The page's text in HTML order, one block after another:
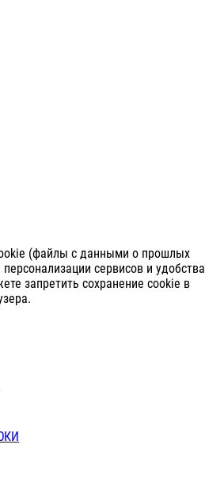
(файлы с данными о прошлых
сервисов и удобства
запретить сохранение cookie в